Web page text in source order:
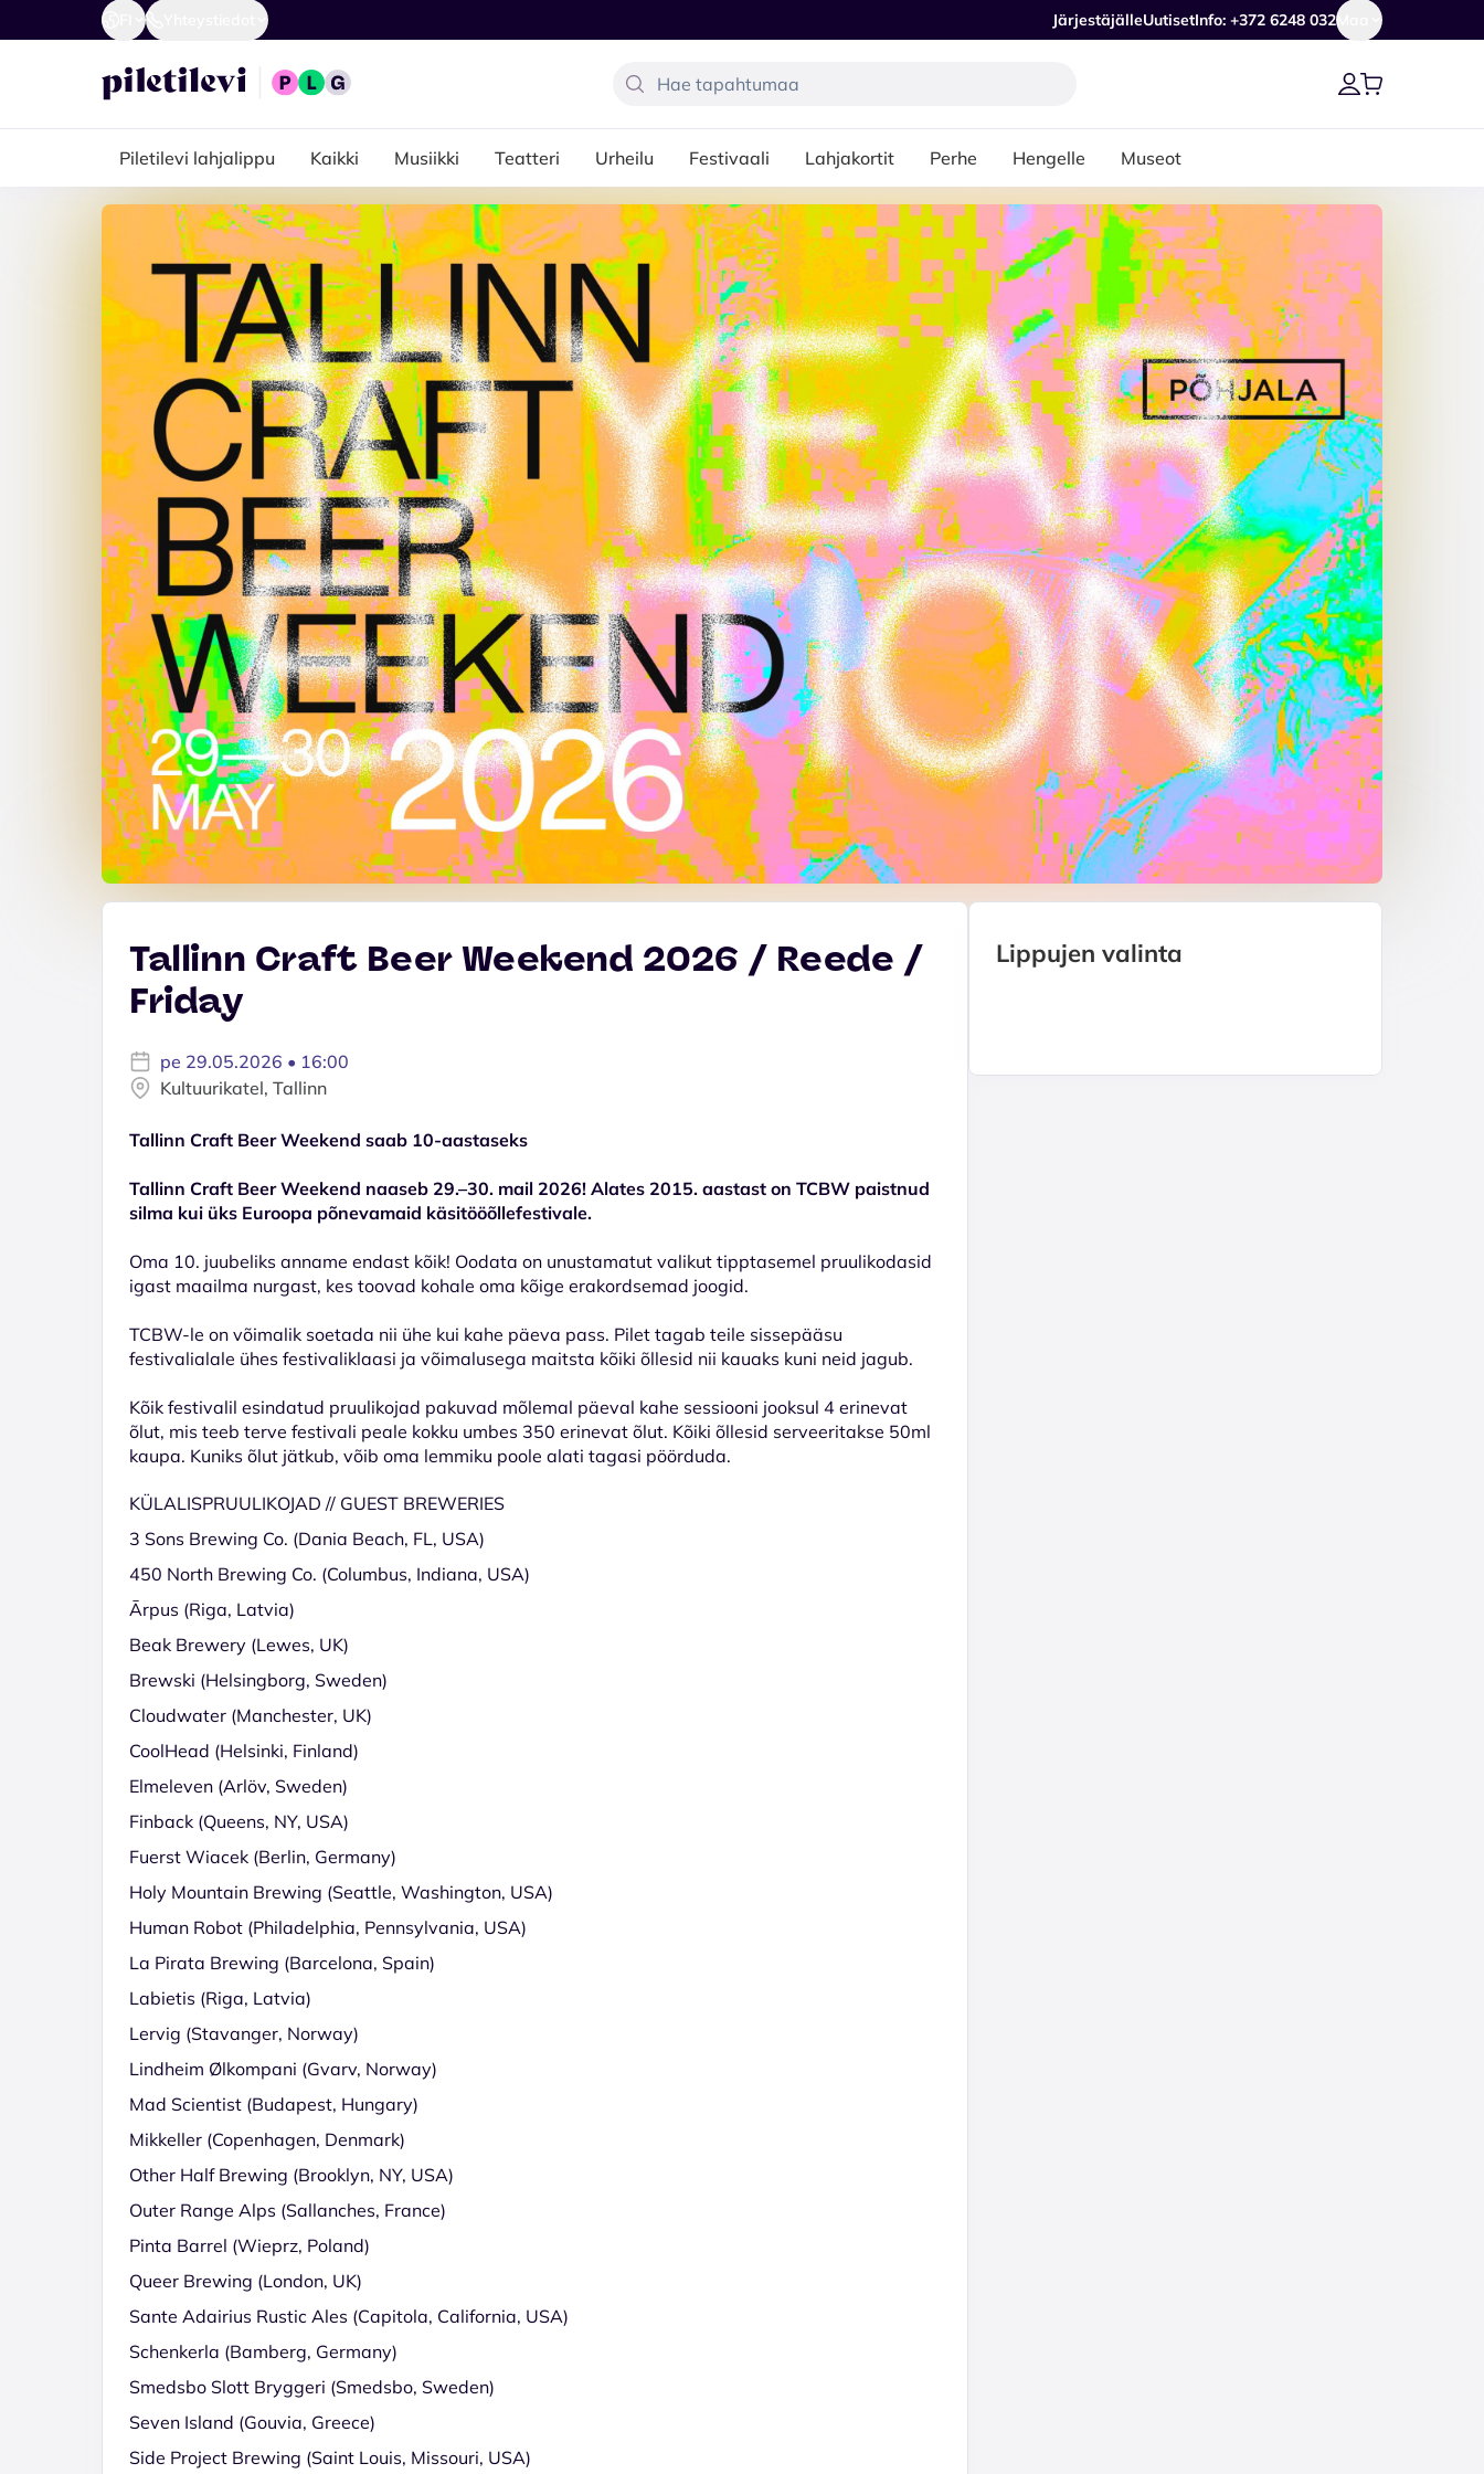
JärjestäjälleUutisetInfo: +372 6248 032Maa
Piletilevi lahjalippu Kaikki Musiikki Teatteri Urheilu Festivaali Lahjakortit Perhe Hengelle Museot
Tallinn Craft Beer Weekend 2026 / Reede /
Friday
pe 29.05.2026 • 16:00
Kultuurikatel, Tallinn
Tallinn Craft Beer Weekend saab 10-aastaseks
Tallinn Craft Beer Weekend naaseb 29.–30. mail 2026! Alates 2015. aastast on TCBW paistnud
silma kui üks Euroopa põnevamaid käsitööõllefestivale.
Oma 10. juubeliks anname endast kõik! Oodata on unustamatut valikut tipptasemel pruulikodasid
igast maailma nurgast, kes toovad kohale oma kõige erakordsemad joogid.
TCBW-le on võimalik soetada nii ühe kui kahe päeva pass. Pilet tagab teile sissepääsu
festivalialale ühes festivaliklaasi ja võimalusega maitsta kõiki õllesid nii kauaks kuni neid jagub.
Kõik festivalil esindatud pruulikojad pakuvad mõlemal päeval kahe sessiooni jooksul 4 erinevat
õlut, mis teeb terve festivali peale kokku umbes 350 erinevat õlut. Kõiki õllesid serveeritakse 50ml
kaupa. Kuniks õlut jätkub, võib oma lemmiku poole alati tagasi pöörduda.
KÜLALISPRUULIKOJAD // GUEST BREWERIES
3 Sons Brewing Co. (Dania Beach, FL, USA)
450 North Brewing Co. (Columbus, Indiana, USA)
Ārpus (Riga, Latvia)
Beak Brewery (Lewes, UK)
Brewski (Helsingborg, Sweden)
Cloudwater (Manchester, UK)
CoolHead (Helsinki, Finland)
Elmeleven (Arlöv, Sweden)
Finback (Queens, NY, USA)
Fuerst Wiacek (Berlin, Germany)
Holy Mountain Brewing (Seattle, Washington, USA)
Human Robot (Philadelphia, Pennsylvania, USA)
La Pirata Brewing (Barcelona, Spain)
Labietis (Riga, Latvia)
Lervig (Stavanger, Norway)
Lindheim Ølkompani (Gvarv, Norway)
Mad Scientist (Budapest, Hungary)
Mikkeller (Copenhagen, Denmark)
Other Half Brewing (Brooklyn, NY, USA)
Outer Range Alps (Sallanches, France)
Pinta Barrel (Wieprz, Poland)
Queer Brewing (London, UK)
Sante Adairius Rustic Ales (Capitola, California, USA)
Schenkerla (Bamberg, Germany)
Smedsbo Slott Bryggeri (Smedsbo, Sweden)
Seven Island (Gouvia, Greece)
Side Project Brewing (Saint Louis, Missouri, USA)
Lippujen valinta